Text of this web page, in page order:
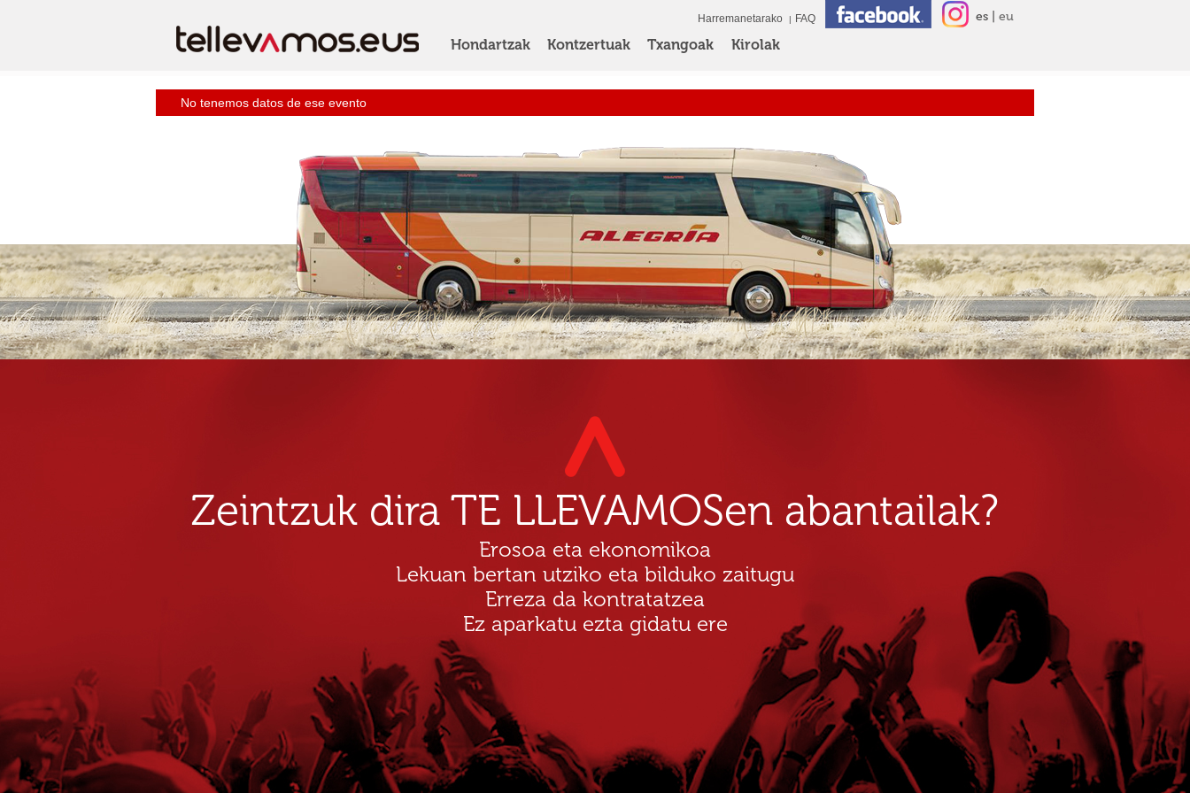
Hondartzak Kontzertuak Txangoak Kirolak
Harremanetarako FAQ es eu
No tenemos datos de ese evento
Zeintzuk dira TE LLEVAMOSen abantailak?
Erosoa eta ekonomikoa
Lekuan bertan utziko eta bilduko zaitugu
Erreza da kontratatzea
Ez aparkatu ezta gidatu ere